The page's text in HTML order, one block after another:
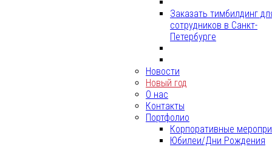
Заказать тимбилдинг
сотрудников в Санкт-
Петербурге
Новости
Новый год
О нас
Контакты
Портфолио
Корпоративные
Юбилеи/Дни Рождения